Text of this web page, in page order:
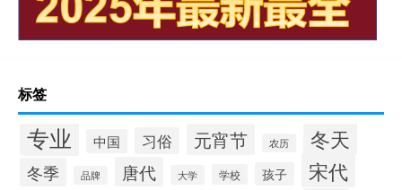
标签
专业 中国 习俗 元宵节 农历 冬天
冬季 品牌 唐代 大学 学校 孩子 宋代